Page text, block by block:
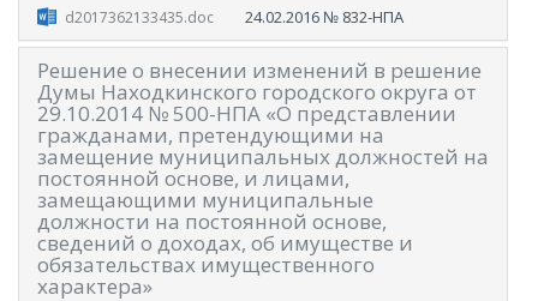
d2017362133435.doc 24.02.2016 № 832-НПА
Решение о внесении изменений в решение
Думы Находкинского городского округа от
29.10.2014 № 500-НПА «О представлении
гражданами, претендующими на
замещение муниципальных должностей на
постоянной основе, и лицами,
замещающими муниципальные
должности на постоянной основе,
сведений о доходах, об имуществе и
обязательствах имущественного
характера»